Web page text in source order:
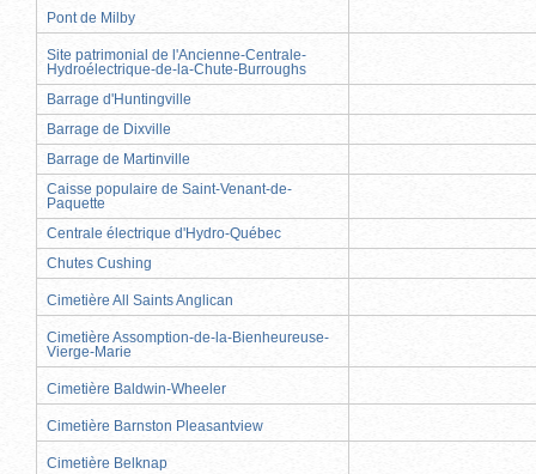
Pont de Milby
Site patrimonial de l'Ancienne-Centrale-
Hydroélectrique-de-la-Chute-Burroughs
Barrage d'Huntingville
Barrage de Dixville
Barrage de Martinville
Caisse populaire de Saint-Venant-de-
Paquette
Centrale électrique d'Hydro-Québec
Chutes Cushing
Cimetière All Saints Anglican
Cimetière Assomption-de-la-Bienheureuse-
Vierge-Marie
Cimetière Baldwin-Wheeler
Cimetière Barnston Pleasantview
Cimetière Belknap